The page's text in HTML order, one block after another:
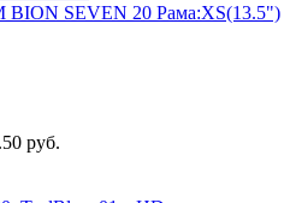
BION SEVEN 20 Рама:XS(13.5")
руб.